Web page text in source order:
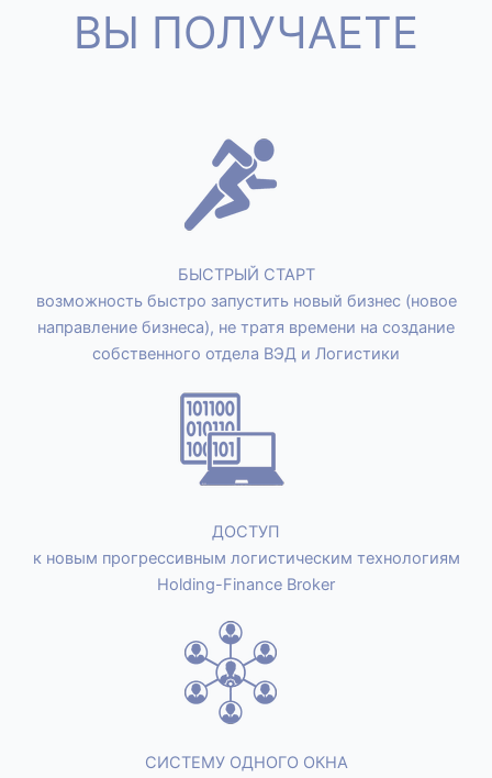
ВЫ ПОЛУЧАЕТЕ
БЫСТРЫЙ СТАРТ
возможность быстро запустить новый бизнес (новое
направление бизнеса), не тратя времени на создание
собственного отдела ВЭД и Логистики
ДОСТУП
к новым прогрессивным логистическим технологиям
Holding-Finance Broker
СИСТЕМУ ОДНОГО ОКНА